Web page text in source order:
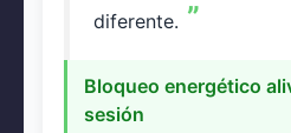
diferente.
Bloqueo energético
sesión